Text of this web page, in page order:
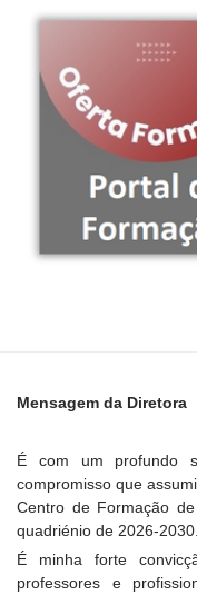
Mensagem da Diretora
É com um profundo
compromisso que
Centro de Formação
quadriénio de 2026-2030.
É minha forte
professores e